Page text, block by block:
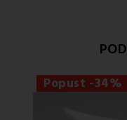
Popust -34%